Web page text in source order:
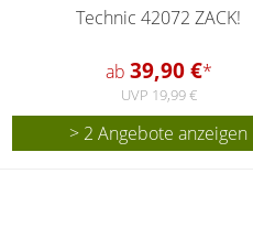
Technic 42072 ZACK!
ab 39,90 €*
UVP 19,99 €
> 2 Angebote anzeigen